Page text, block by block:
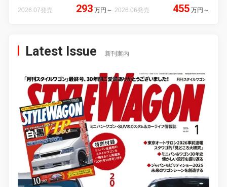
2026.07発売 293 万円 ～ 2026.06発売 455 万円 ～
Latest Issue 新刊案内